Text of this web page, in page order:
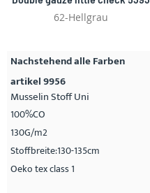
62-Hellgrau
Nachstehend alle Farben
artikel 9956
Musselin Stoff Uni
100%CO
130G/m2
Stoffbreite:130-135cm
Oeko tex class 1